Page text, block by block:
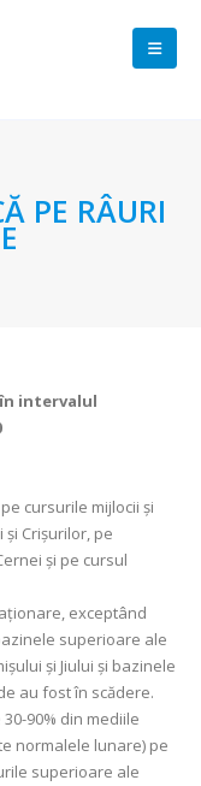
PE RÂURI
intervalul
cursurile mijlocii și
Crișurilor, pe
și pe cursul
exceptând
superioare ale
și Jiului și bazinele
au fost în scădere.
90% din mediile
normalele lunare) pe
superioare ale